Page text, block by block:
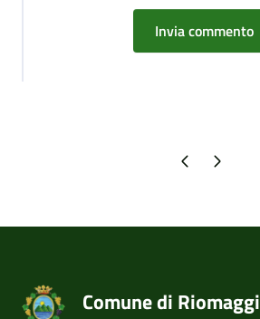
Pagina precedente
Pagina successiva
Comune di